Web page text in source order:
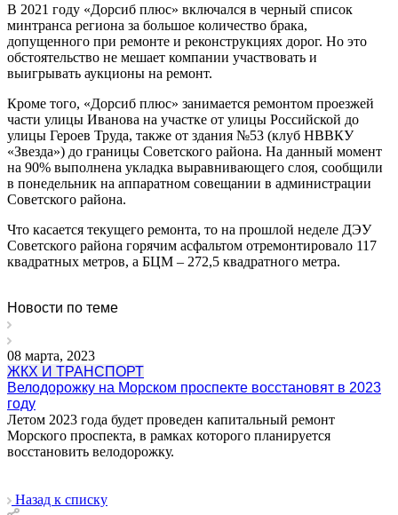
В 2021 году «Дорсиб плюс» включался в черный список
минтранса региона за большое количество брака,
допущенного при ремонте и реконструкциях дорог. Но это
обстоятельство не мешает компании участвовать и
выигрывать аукционы на ремонт.
Кроме того, «Дорсиб плюс» занимается ремонтом проезжей
части улицы Иванова на участке от улицы Российской до
улицы Героев Труда, также от здания №53 (клуб НВВКУ
«Звезда») до границы Советского района. На данный момент
на 90% выполнена укладка выравнивающего слоя, сообщили
в понедельник на аппаратном совещании в администрации
Советского района.
Что касается текущего ремонта, то на прошлой неделе ДЭУ
Советского района горячим асфальтом отремонтировало 117
квадратных метров, а БЦМ – 272,5 квадратного метра.
Новости по теме
08 марта, 2023
ЖКХ И ТРАНСПОРТ
Велодорожку на Морском проспекте восстановят в 2023
году
Летом 2023 года будет проведен капитальный ремонт
Морского проспекта, в рамках которого планируется
восстановить велодорожку.
Назад к списку